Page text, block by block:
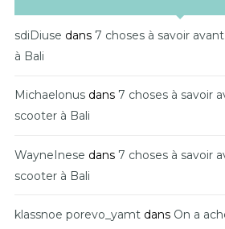
sdiDiuse dans 7 choses à savoir
à Bali
Michaelonus dans 7 choses à savoir
scooter à Bali
WayneInese dans 7 choses à savoir
scooter à Bali
klassnoe porevo_yamt dans On a